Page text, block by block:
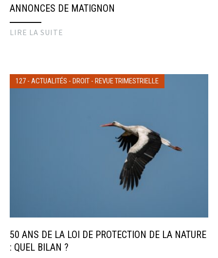
ANNONCES DE MATIGNON
LIRE LA SUITE
127 - ACTUALITÉS - DROIT - REVUE TRIMESTRIELLE
50 ANS DE LA LOI DE PROTECTION DE LA NATURE
: QUEL BILAN ?